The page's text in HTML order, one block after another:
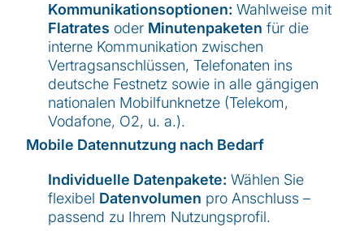
Kommunikationsoptionen: Wahlweise mit
Flatrates oder Minutenpaketen für die
interne Kommunikation zwischen
Vertragsanschlüssen, Telefonaten ins
deutsche Festnetz sowie in alle gängigen
nationalen Mobilfunknetze (Telekom,
Vodafone, O2, u. a.).
Mobile Datennutzung nach Bedarf
Individuelle Datenpakete: Wählen Sie
flexibel Datenvolumen pro Anschluss –
passend zu Ihrem Nutzungsprofil.